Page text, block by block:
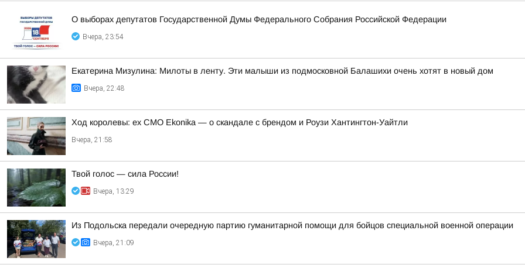
О выборах депутатов Государственной Думы Федерального Собрания Российской Федерации
Вчера, 23:54
Екатерина Мизулина: Милоты в ленту. Эти малыши из подмосковной Балашихи очень хотят в новый дом
Вчера, 22:48
Ход королевы: ex CMO Ekonika — о скандале с брендом и Роузи Хантингтон-Уайтли
Вчера, 21:58
Твой голос — сила России!
Вчера, 13:29
Из Подольска передали очередную партию гуманитарной помощи для бойцов специальной военной операции
Вчера, 21:09